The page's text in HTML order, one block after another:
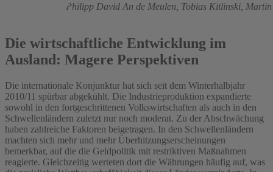
Philipp David An de Meulen, Tobias Kitlinski,
Die wirtschaftliche Entwicklung im
Ausland: Magere Perspektiven
Die internationale Konjunktur hat sich seit dem Winterhalbjahr
2010/11 spürbar abgekühlt. Die Industrieproduktion expandierte
sowohl in den fortgeschrittenen Volkswirtschaften als auch in den
Schwellenländern zuletzt nur noch moderat. Zu der Abschwächung
haben zahlreiche Faktoren beigetragen. In den Schwellenländern
machten sich mehr und mehr Überhitzungserscheinungen
bemerkbar, auf die die Geldpolitik mit restriktiven Maßnahmen
reagierte. Gleichzeitig werteten dort die Währungen häufig auf, was